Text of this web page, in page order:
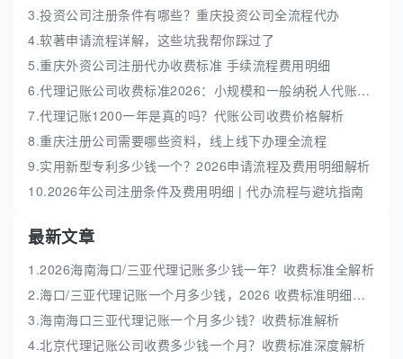
3.投资公司注册条件有哪些？重庆投资公司全流程代办
4.软著申请流程详解，这些坑我帮你踩过了
5.重庆外资公司注册代办收费标准 手续流程费用明细
6.代理记账公司收费标准2026：小规模和一般纳税人代账费解析
7.代理记账1200一年是真的吗？代账公司收费价格解析
8.重庆注册公司需要哪些资料，线上线下办理全流程
9.实用新型专利多少钱一个？2026申请流程及费用明细解析
10.2026年公司注册条件及费用明细 | 代办流程与避坑指南
最新文章
1.2026海南海口/三亚代理记账多少钱一年？收费标准全解析
2.海口/三亚代理记账一个月多少钱，2026 收费标准明细解析
3.海南海口三亚代理记账一个月多少钱？收费标准解析
4.北京代理记账公司收费多少钱一个月？收费标准深度解析